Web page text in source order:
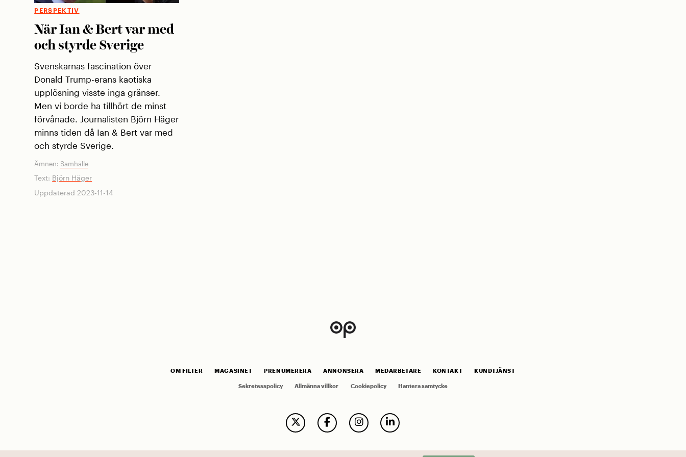
PERSPEKTIV
När Ian & Bert var med
och styrde Sverige
Svenskarnas fascination över
Donald Trump-erans kaotiska
upplösning visste inga gränser.
Men vi borde ha tillhört de minst
förvånade. Journalisten Björn Häger
minns tiden då Ian & Bert var med
och styrde Sverige.
Ämnen:Samhälle
Text: Björn Häger
Uppdaterad 2023-11-14
OM FILTER MAGASINET PRENUMERERA ANNONSERA MEDARBETARE KONTAKT KUNDTJÄNST
Sekretesspolicy Allmänna villkor Cookiepolicy Hantera samtycke